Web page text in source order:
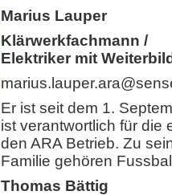
Marius Lauper
Klärwerkfachmann /
Elektriker mit
Er ist seit dem 1.
ist verantwortlich für die
den ARA Betrieb. Zu
Familie gehören
Thomas Bättig